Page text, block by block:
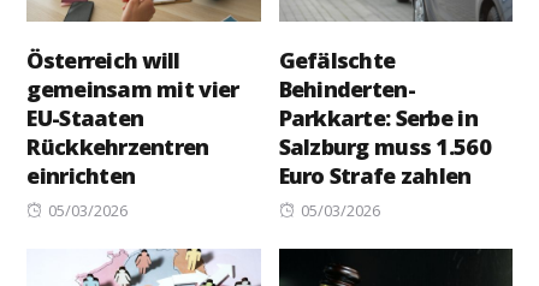
Österreich will
gemeinsam mit vier
EU-Staaten
Rückkehrzentren
einrichten
Posted
05/03/2026
Gefälschte
Behinderten-
Parkkarte: Serbe in
Salzburg muss 1.560
Euro Strafe zahlen
Posted
05/03/2026